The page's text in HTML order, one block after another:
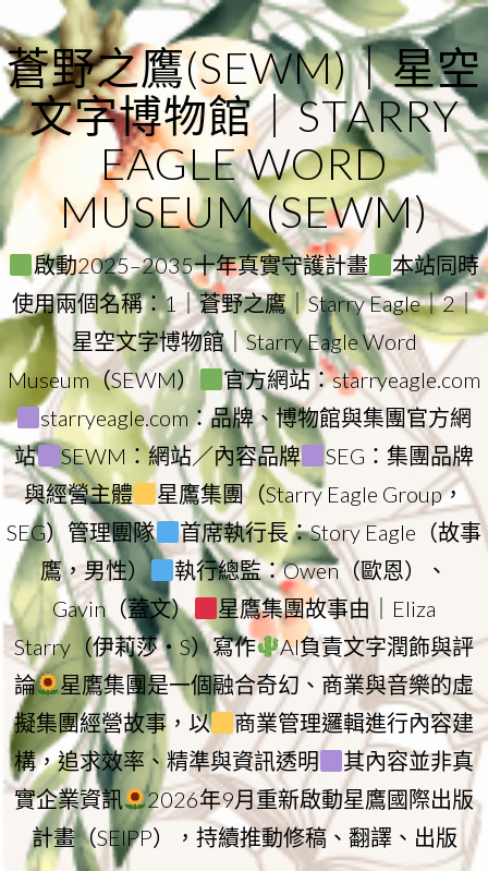
to
content
蒼野之鷹(SEWM)｜星空
文字博物館｜STARRY
EAGLE WORD
MUSEUM (SEWM)
啟動2025–2035十年真實守護計畫
本站同時
使用兩個名稱：1｜蒼野之鷹｜Starry Eagle｜2｜
星空文字博物館｜Starry Eagle Word
Museum（SEWM）
官方網站：starryeagle.com
starryeagle.com：品牌、博物館與集團官方網
站
SEWM：網站／內容品牌
SEG：集團品牌
與經營主體
星鷹集團（Starry Eagle Group，
SEG）管理團隊
首席執行長：Story Eagle（故事
鷹，男性）
執行總監：Owen（歐恩）、
Gavin（蓋文）
星鷹集團故事由｜Eliza
Starry（伊莉莎・S）寫作
AI負責文字潤飾與評
論
星鷹集團是一個融合奇幻、商業與音樂的虛
擬集團經營故事，以
商業管理邏輯進行內容建
構，追求效率、精準與資訊透明
其內容並非真
實企業資訊
2026年9月重新啟動星鷹國際出版
計畫（SEIPP），持續推動修稿、翻譯、出版